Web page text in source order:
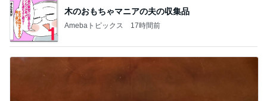
木のおもちゃマニアの夫の収集品
Amebaトピックス 17時間前